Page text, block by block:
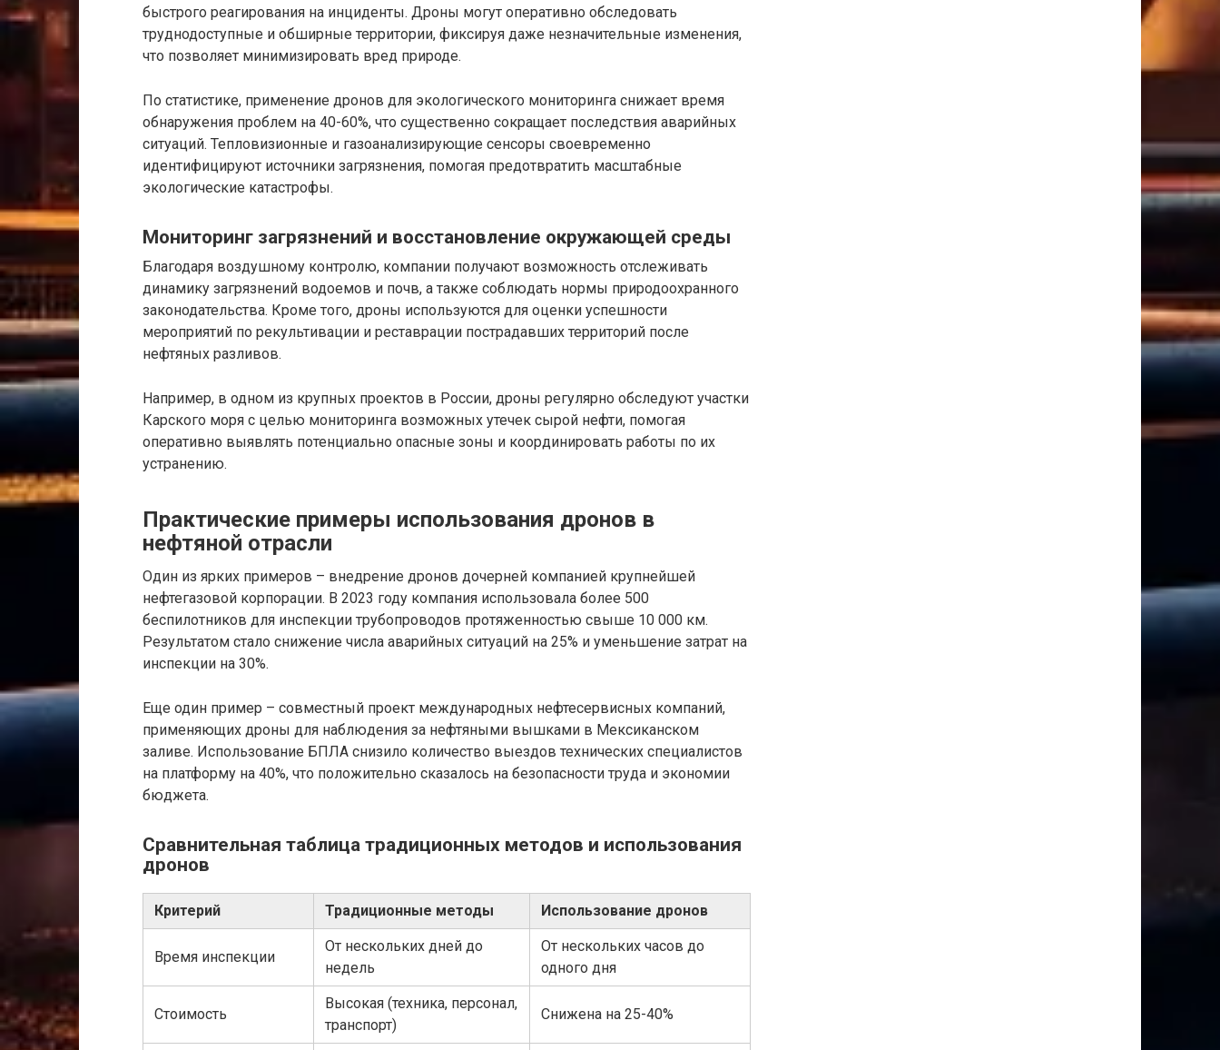
быстрого реагирования на инциденты. Дроны могут оперативно обследовать
труднодоступные и обширные территории, фиксируя даже незначительные изменения,
что позволяет минимизировать вред природе.
По статистике, применение дронов для экологического мониторинга снижает время
обнаружения проблем на 40-60%, что существенно сокращает последствия аварийных
ситуаций. Тепловизионные и газоанализирующие сенсоры своевременно
идентифицируют источники загрязнения, помогая предотвратить масштабные
экологические катастрофы.
Мониторинг загрязнений и восстановление окружающей среды
Благодаря воздушному контролю, компании получают возможность отслеживать
динамику загрязнений водоемов и почв, а также соблюдать нормы природоохранного
законодательства. Кроме того, дроны используются для оценки успешности
мероприятий по рекультивации и реставрации пострадавших территорий после
нефтяных разливов.
Например, в одном из крупных проектов в России, дроны регулярно обследуют участки
Карского моря с целью мониторинга возможных утечек сырой нефти, помогая
оперативно выявлять потенциально опасные зоны и координировать работы по их
устранению.
Практические примеры использования дронов в
нефтяной отрасли
Один из ярких примеров – внедрение дронов дочерней компанией крупнейшей
нефтегазовой корпорации. В 2023 году компания использовала более 500
беспилотников для инспекции трубопроводов протяженностью свыше 10 000 км.
Результатом стало снижение числа аварийных ситуаций на 25% и уменьшение затрат на
инспекции на 30%.
Еще один пример – совместный проект международных нефтесервисных компаний,
применяющих дроны для наблюдения за нефтяными вышками в Мексиканском
заливе. Использование БПЛА снизило количество выездов технических специалистов
на платформу на 40%, что положительно сказалось на безопасности труда и экономии
бюджета.
Сравнительная таблица традиционных методов и использования
дронов
Критерий Традиционные методы Использование дронов
Время инспекции
От нескольких дней до
недель
От нескольких часов до
одного дня
Стоимость
Высокая (техника, персонал,
транспорт)
Снижена на 25-40%